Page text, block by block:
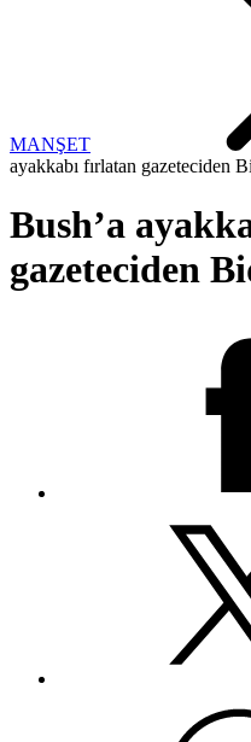
MANŞET
ayakkabı fırlatan gazeteciden
Bush’a
gazeteciden